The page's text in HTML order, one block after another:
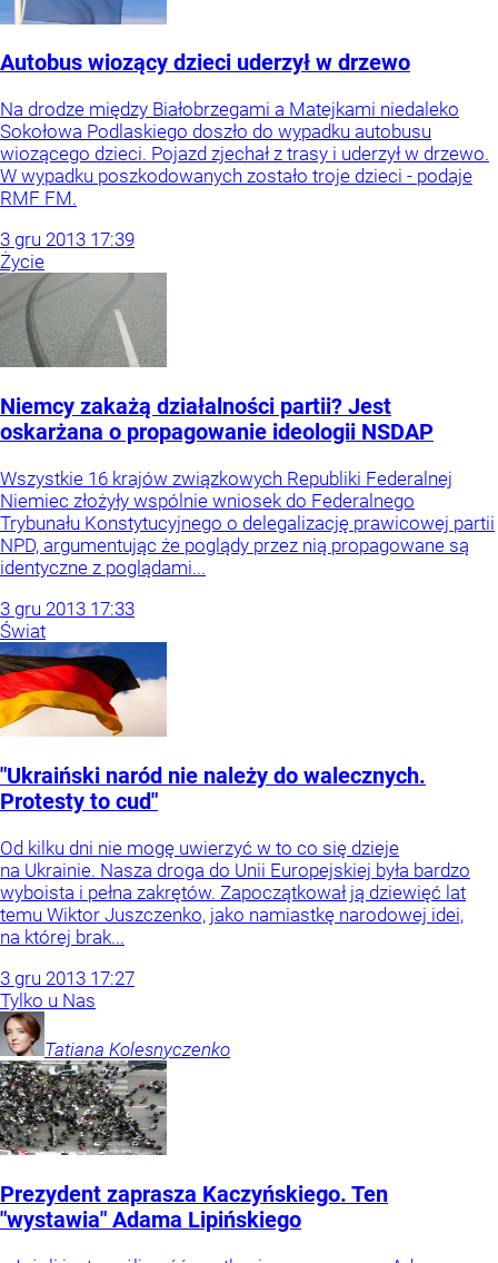
Autobus wiozący dzieci uderzył w drzewo
Na drodze między Białobrzegami a Matejkami niedaleko
Sokołowa Podlaskiego doszło do wypadku autobusu
wiozącego dzieci. Pojazd zjechał z trasy i uderzył w drzewo.
W wypadku poszkodowanych zostało troje dzieci - podaje
RMF FM.
3 gru 2013 17:39
Życie
Niemcy zakażą działalności partii? Jest
oskarżana o propagowanie ideologii NSDAP
Wszystkie 16 krajów związkowych Republiki Federalnej
Niemiec złożyły wspólnie wniosek do Federalnego
Trybunału Konstytucyjnego o delegalizację prawicowej partii
NPD, argumentując że poglądy przez nią propagowane są
identyczne z poglądami...
3 gru 2013 17:33
Świat
"Ukraiński naród nie należy do walecznych.
Protesty to cud"
Od kilku dni nie mogę uwierzyć w to co się dzieje
na Ukrainie. Nasza droga do Unii Europejskiej była bardzo
wyboista i pełna zakrętów. Zapoczątkował ją dziewięć lat
temu Wiktor Juszczenko, jako namiastkę narodowej idei,
na której brak...
3 gru 2013 17:27
Tylko u Nas
Tatiana Kolesnyczenko
Prezydent zaprasza Kaczyńskiego. Ten
"wystawia" Adama Lipińskiego